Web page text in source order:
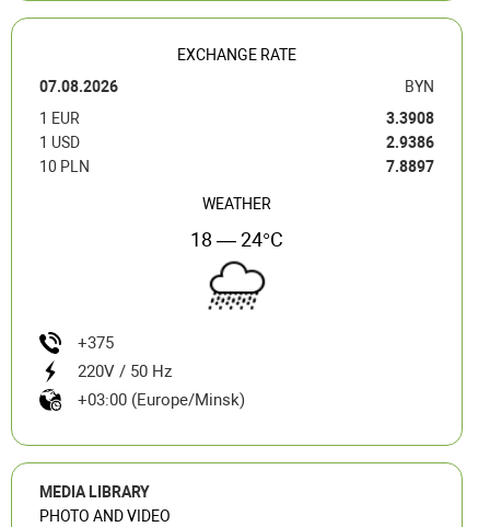
EXCHANGE RATE
07.08.2026
BYN
1 EUR
3.3908
1 USD
2.9386
10 PLN
7.8897
WEATHER
18 — 24°C
+375
220V / 50 Hz
+03:00 (Europe/Minsk)
MEDIA LIBRARY
PHOTO AND VIDEO